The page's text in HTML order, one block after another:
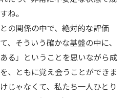
ね。
の関係の中で、絶対的な評価
、そういう確かな基盤の中に、
る」ということを思いながら成
、ともに覚え会うことができま
じゃなくて、私たち一人ひとり